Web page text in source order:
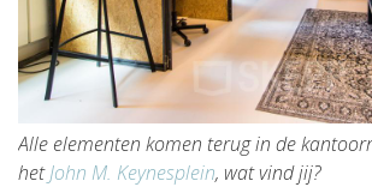
Alle elementen komen terug in de
hetJohn M. Keynesplein, wat vind jij?